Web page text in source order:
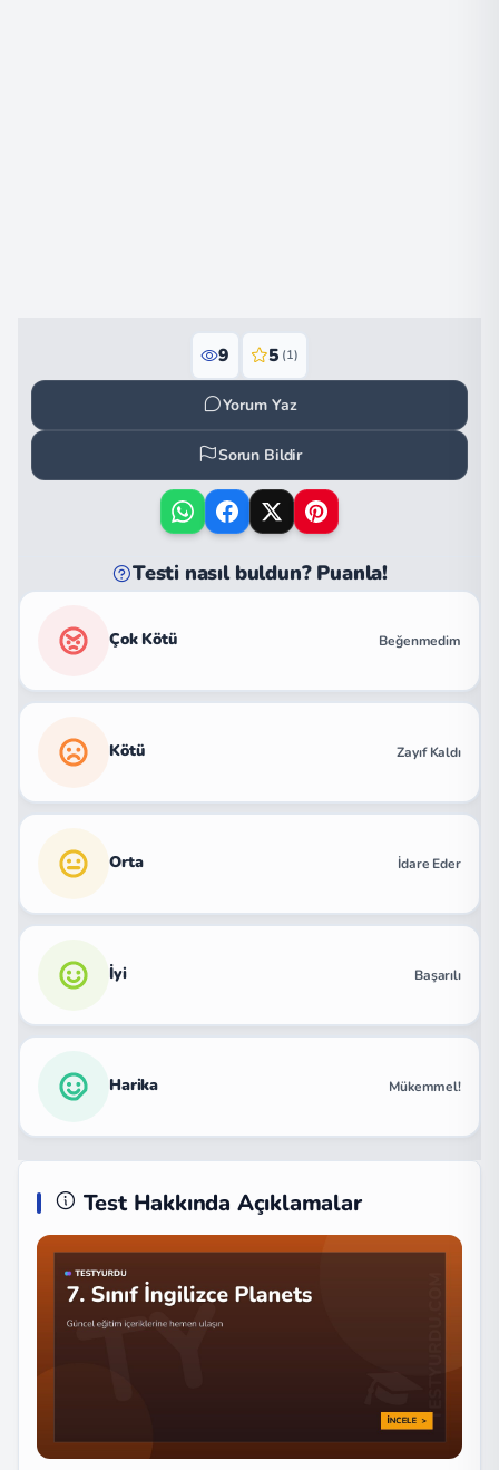
9 5 (1)
Yorum Yaz
Sorun Bildir
Testi nasıl buldun? Puanla!
Çok Kötü Beğenmedim
Kötü Zayıf Kaldı
Orta İdare Eder
İyi Başarılı
Harika Mükemmel!
Test Hakkında Açıklamalar